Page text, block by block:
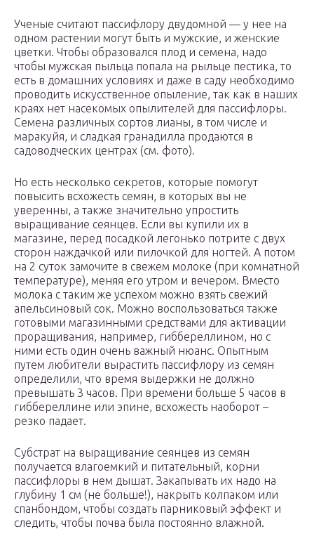
Ученые считают пассифлору двудомной — у нее на
одном растении могут быть и мужские, и женские
цветки. Чтобы образовался плод и семена, надо
чтобы мужская пыльца попала на рыльце пестика, то
есть в домашних условиях и даже в саду необходимо
проводить искусственное опыление, так как в наших
краях нет насекомых опылителей для пассифлоры.
Семена различных сортов лианы, в том числе и
маракуйя, и сладкая гранадилла продаются в
садоводческих центрах (см. фото).
Но есть несколько секретов, которые помогут
повысить всхожесть семян, в которых вы не
уверенны, а также значительно упростить
выращивание сеянцев. Если вы купили их в
магазине, перед посадкой легонько потрите с двух
сторон наждачкой или пилочкой для ногтей. А потом
на 2 суток замочите в свежем молоке (при комнатной
температуре), меняя его утром и вечером. Вместо
молока с таким же успехом можно взять свежий
апельсиновый сок. Можно воспользоваться также
готовыми магазинными средствами для активации
проращивания, например, гиббереллином, но с
ними есть один очень важный нюанс. Опытным
путем любители вырастить пассифлору из семян
определили, что время выдержки не должно
превышать 3 часов. При времени больше 5 часов в
гиббереллине или эпине, всхожесть наоборот –
резко падает.
Субстрат на выращивание сеянцев из семян
получается влагоемкий и питательный, корни
пассифлоры в нем дышат. Закапывать их надо на
глубину 1 см (не больше!), накрыть колпаком или
спанбондом, чтобы создать парниковый эффект и
следить, чтобы почва была постоянно влажной.